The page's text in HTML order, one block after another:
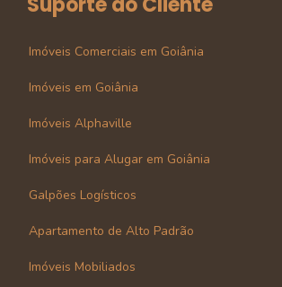
Imóveis Comerciais em Goiânia
Imóveis em Goiânia
Imóveis Alphaville
Imóveis para Alugar em Goiânia
Galpões Logísticos
Apartamento de Alto Padrão
Imóveis Mobiliados